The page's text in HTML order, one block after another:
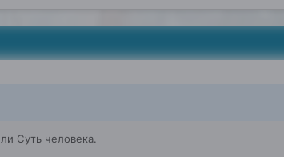
Суть человека.